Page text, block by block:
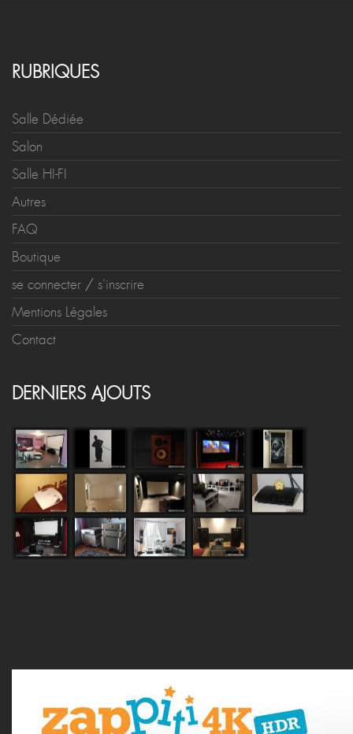
RUBRIQUES
Salle Dédiée
Salon
Salle HI-FI
Autres
FAQ
Boutique
se connecter / s'inscrire
Mentions Légales
Contact
DERNIERS AJOUTS